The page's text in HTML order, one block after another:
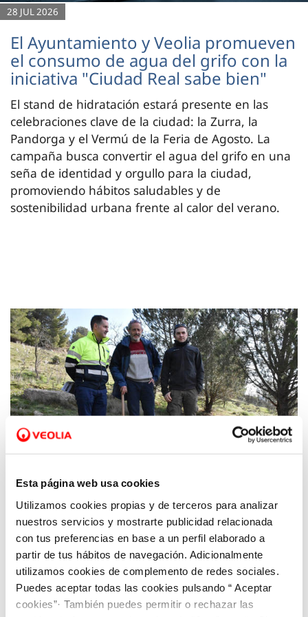
Esta página web usa cookies
Utilizamos cookies propias y de terceros para analizar
nuestros servicios y mostrarte publicidad relacionada
con tus preferencias en base a un perfil elaborado a
partir de tus hábitos de navegación. Adicionalmente
utilizamos cookies de complemento de redes sociales.
Puedes aceptar todas las cookies pulsando “ Aceptar
cookies”· También puedes permitir o rechazar las
28 JUL 2026
El Ayuntamiento y Veolia promueven
el consumo de agua del grifo con la
iniciativa "Ciudad Real sabe bien"
El stand de hidratación estará presente en las
celebraciones clave de la ciudad: la Zurra, la
Pandorga y el Vermú de la Feria de Agosto. La
campaña busca convertir el agua del grifo en una
seña de identidad y orgullo para la ciudad,
promoviendo hábitos saludables y de
sostenibilidad urbana frente al calor del verano.
06 FEB 2020
Aquona, Ayuntamiento de Zamora y
Fundación Aquae impulsan una nueva
edición del proyecto ‘Reforesta Zamora’